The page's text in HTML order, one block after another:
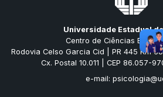
Universidade Estadual
Centro de Ciências
Rodovia Celso Garcia Cid | PR 445 Km
Cx. Postal 10.011 | CEP 86.057-
e-mail: